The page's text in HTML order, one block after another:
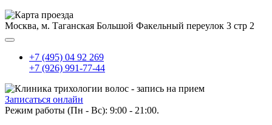
Москва, м. Таганская Большой Факельный переулок 3 стр 2
+7 (495) 04 92 269
+7 (926) 991-77-44
Записаться онлайн
Режим работы (Пн - Вс): 9:00 - 21:00.